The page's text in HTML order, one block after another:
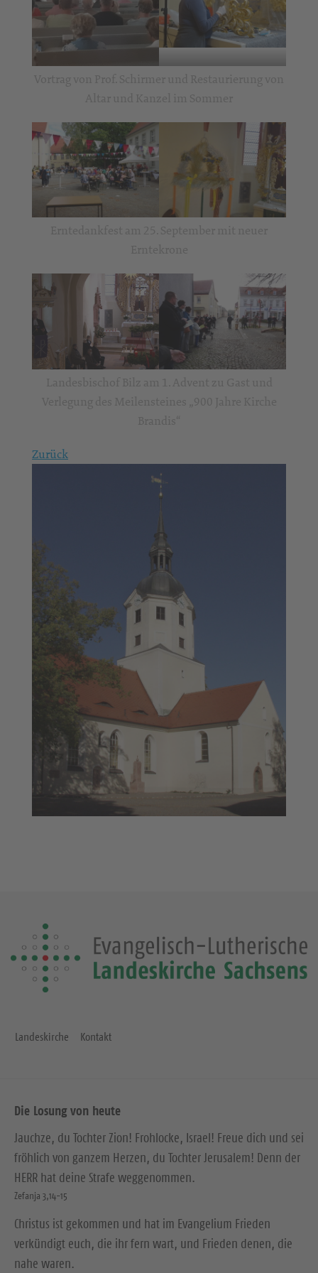
Zurück
Landeskirche Kontakt
Die Losung von heute
Jauchze, du Tochter Zion! Frohlocke, Israel! Freue dich und sei
fröhlich von ganzem Herzen, du Tochter Jerusalem! Denn der
HERR hat deine Strafe weggenommen.
Zefanja 3,14-15
Christus ist gekommen und hat im Evangelium Frieden
verkündigt euch, die ihr fern wart, und Frieden denen, die
nahe waren.